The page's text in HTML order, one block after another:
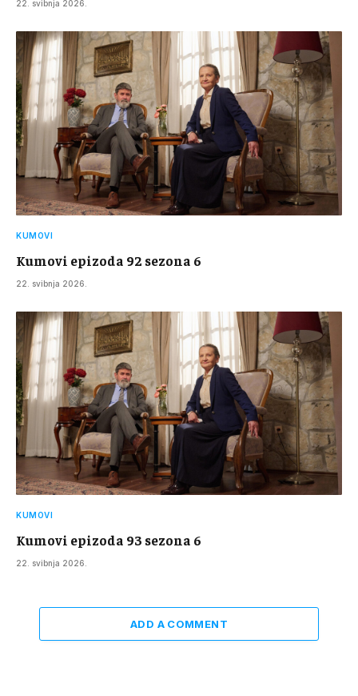
22. svibnja 2026.
KUMOVI
Kumovi epizoda 92 sezona 6
22. svibnja 2026.
KUMOVI
Kumovi epizoda 93 sezona 6
22. svibnja 2026.
ADD A COMMENT